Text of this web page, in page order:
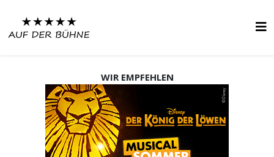
WIR EMPFEHLEN